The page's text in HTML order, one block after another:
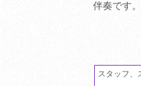
伴奏です
スタッフ、